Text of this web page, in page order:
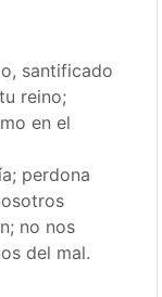
santificado
reino;
en el
perdona
no nos
del mal.